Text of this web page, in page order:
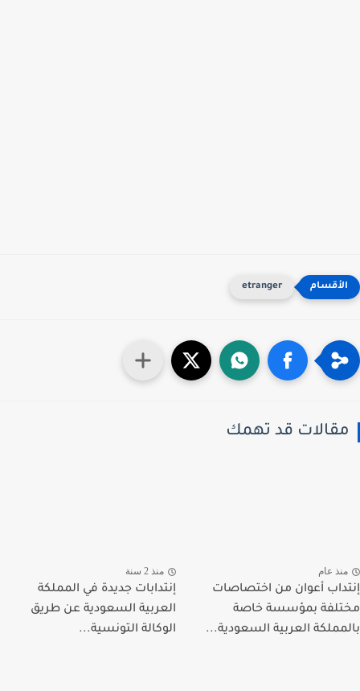
etranger
قد تهمك
عام
أعوان من اختصاصات
بمؤسسة خاصة
العربية السعودية...
منذ 2 سنة
إنتدابات جديدة في المملكة
العربية السعودية عن طريق
الوكالة التونسية...